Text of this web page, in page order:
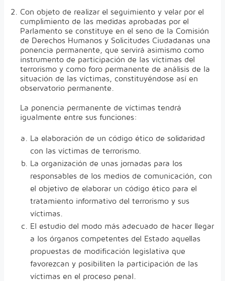
Con objeto de realizar el seguimiento y velar por el
cumplimiento de las medidas aprobadas por el
Parlamento se constituye en el seno de la Comisión
de Derechos Humanos y Solicitudes Ciudadanas una
ponencia permanente, que servirá asimismo como
instrumento de participación de las víctimas del
terrorismo y como foro permanente de análisis de la
situación de las víctimas, constituyéndose así en
observatorio permanente.
La ponencia permanente de víctimas tendrá
igualmente entre sus funciones:
La elaboración de un código ético de solidaridad
con las víctimas de terrorismo.
La organización de unas jornadas para los
responsables de los medios de comunicación, con
el objetivo de elaborar un código ético para el
tratamiento informativo del terrorismo y sus
víctimas.
El estudio del modo más adecuado de hacer llegar
a los órganos competentes del Estado aquellas
propuestas de modificación legislativa que
favorezcan y posibiliten la participación de las
víctimas en el proceso penal.